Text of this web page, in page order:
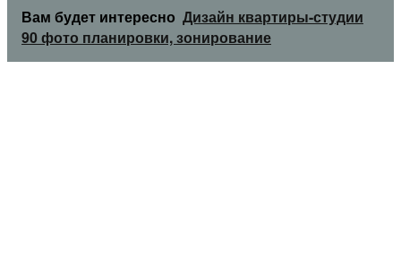
Вам будет интересно Дизайн квартиры-студии
90 фото планировки, зонирование